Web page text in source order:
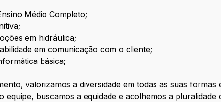
Médio Completo;
em hidráulica;
em comunicação com o cliente;
básica;
valorizamos a diversidade em todas as suas
equipe, buscamos a equidade e acolhemos a